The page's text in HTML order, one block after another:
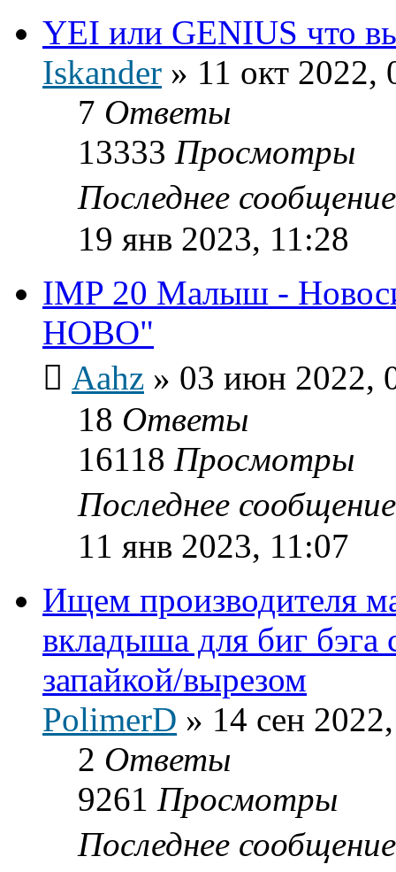
YEI или GENIUS что
Iskander » 11 окт 2022,
7 Ответы
13333 Просмотры
Последнее
19 янв 2023, 11:28
IMP 20 Малыш -
НОВО"
Aahz » 03 июн 2022,
18 Ответы
16118 Просмотры
Последнее
11 янв 2023, 11:07
Ищем производителя
вкладыша для биг
запайкой/вырезом
PolimerD » 14 сен
2 Ответы
9261 Просмотры
Последнее